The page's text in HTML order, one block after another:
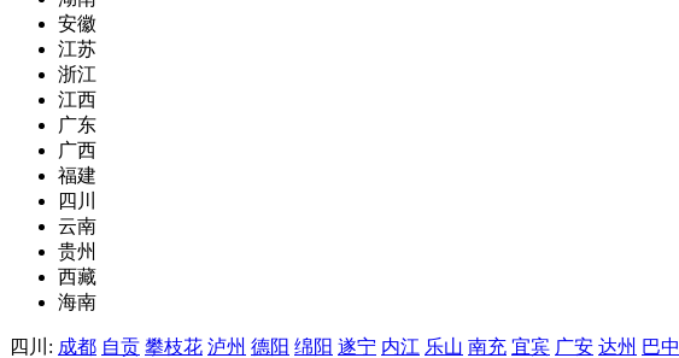
安徽
江苏
浙江
江西
广东
广西
福建
四川
云南
贵州
西藏
海南
四川: 成都 自贡 攀枝花 泸州 德阳 绵阳 遂宁 内江 乐山 南充 宜宾 广安 达州 巴中